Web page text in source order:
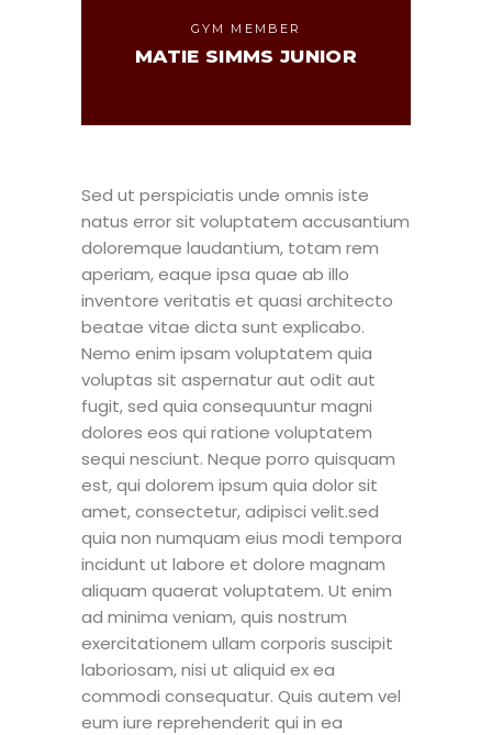
GYM MEMBER
MATIE SIMMS JUNIOR
Sed ut perspiciatis unde omnis iste
natus error sit voluptatem accusantium
doloremque laudantium, totam rem
aperiam, eaque ipsa quae ab illo
inventore veritatis et quasi architecto
beatae vitae dicta sunt explicabo.
Nemo enim ipsam voluptatem quia
voluptas sit aspernatur aut odit aut
fugit, sed quia consequuntur magni
dolores eos qui ratione voluptatem
sequi nesciunt. Neque porro quisquam
est, qui dolorem ipsum quia dolor sit
amet, consectetur, adipisci velit.sed
quia non numquam eius modi tempora
incidunt ut labore et dolore magnam
aliquam quaerat voluptatem. Ut enim
ad minima veniam, quis nostrum
exercitationem ullam corporis suscipit
laboriosam, nisi ut aliquid ex ea
commodi consequatur. Quis autem vel
eum iure reprehenderit qui in ea